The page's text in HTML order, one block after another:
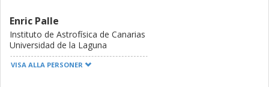
Enric Palle
Instituto de Astrofísica de Canarias
Universidad de la Laguna
VISA ALLA PERSONER